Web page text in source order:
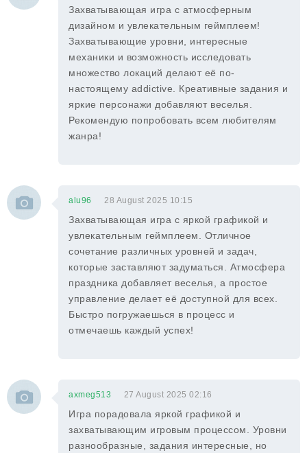
Захватывающая игра с атмосферным
дизайном и увлекательным геймплеем!
Захватывающие уровни, интересные
механики и возможность исследовать
множество локаций делают её по-
настоящему addictive. Креативные задания и
яркие персонажи добавляют веселья.
Рекомендую попробовать всем любителям
жанра!
alu96 28 August 2025 10:15
Захватывающая игра с яркой графикой и
увлекательным геймплеем. Отличное
сочетание различных уровней и задач,
которые заставляют задуматься. Атмосфера
праздника добавляет веселья, а простое
управление делает её доступной для всех.
Быстро погружаешься в процесс и
отмечаешь каждый успех!
axmeg513 27 August 2025 02:16
Игра порадовала яркой графикой и
захватывающим игровым процессом. Уровни
разнообразные, задания интересные, но